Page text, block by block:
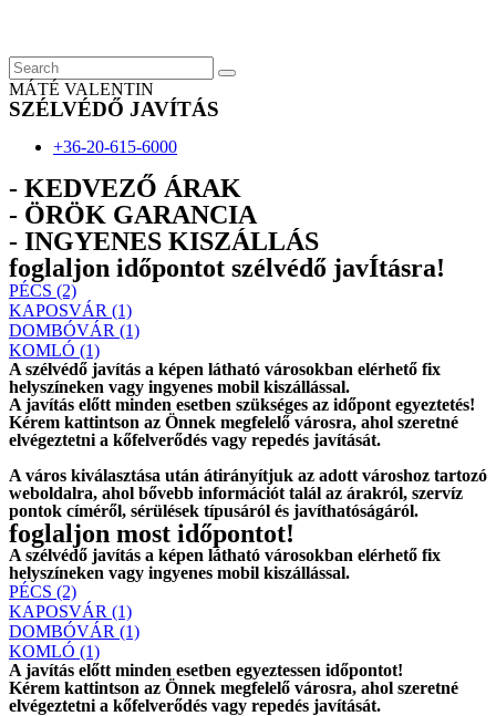
content
MÁTÉ VALENTIN
SZÉLVÉDŐ JAVÍTÁS
+36-20-615-6000
- KEDVEZŐ ÁRAK
- ÖRÖK GARANCIA
- INGYENES KISZÁLLÁS
foglaljon időpontot szélvédő javÍtásra!
PÉCS (2)
KAPOSVÁR (1)
DOMBÓVÁR (1)
KOMLÓ (1)
A szélvédő javítás a képen látható városokban elérhető fix
helyszíneken vagy ingyenes mobil kiszállással.
A javítás előtt minden esetben szükséges az időpont egyeztetés!
Kérem kattintson az Önnek megfelelő városra, ahol szeretné
elvégeztetni a kőfelverődés vagy repedés javítását.
A város kiválasztása után átirányítjuk az adott városhoz tartozó
weboldalra, ahol bővebb információt talál az árakról, szervíz
pontok címéről, sérülések típusáról és javíthatóságáról.
foglaljon most időpontot!
A szélvédő javítás a képen látható városokban elérhető fix
helyszíneken vagy ingyenes mobil kiszállással.
PÉCS (2)
KAPOSVÁR (1)
DOMBÓVÁR (1)
KOMLÓ (1)
A javítás előtt minden esetben egyeztessen időpontot!
Kérem kattintson az Önnek megfelelő városra, ahol szeretné
elvégeztetni a kőfelverődés vagy repedés javítását.